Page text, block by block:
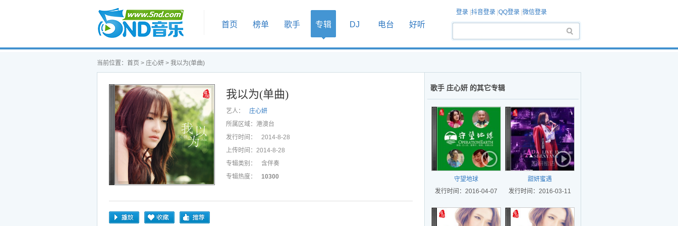
首页
首页 榜单 歌手 专辑 DJ 电台 好听
登录 抖音登录 QQ登录 微信登录
当前位置： 首页 > 庄心妍 > 我以为(单曲)
我以为(单曲)
艺人：
庄心妍
所属区域： 港澳台
发行时间：
2014-8-28
上传时间： 2014-8-28
专辑类别：
含伴奏
专辑热度：
10300
歌手 庄心妍 的其它专辑
守望地球
发行时间：2016-04-07
甜妍蜜遇
发行时间：2016-03-11